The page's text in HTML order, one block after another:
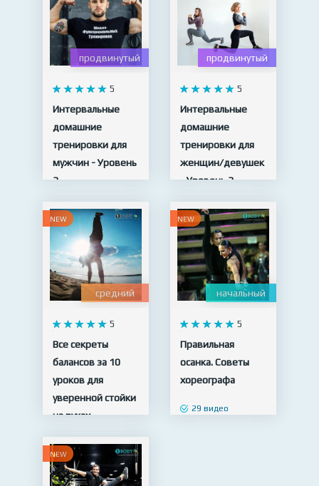
продвинутый
5
Интервальные
домашние
тренировки для
мужчин - Уровень
3
19 видео
продвинутый
5
Интервальные
домашние
тренировки для
женщин/девушек
- Уровень 3
23 видео
NEW
средний
5
Все секреты
балансов за 10
уроков для
уверенной стойки
на руках
10 видео
NEW
начальный
5
Правильная
осанка. Советы
хореографа
29 видео
NEW